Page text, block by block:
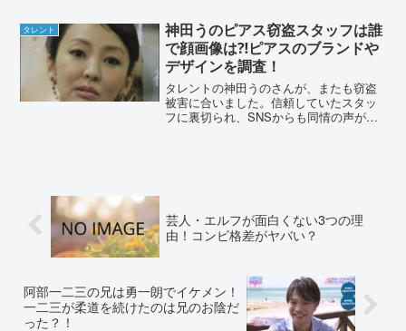
は？とまで言われていました。板野友美
さんの料理の腕を調査し...
タレント
神田うのピアス窃盗スタッフは誰
で顔画像は⁈ピアスのブランドや
デザインを調査！
タレントの神田うのさんが、またも窃盗
被害に合いました。信頼していたスタッ
フに裏切られ、SNSからも同情の声があ
芸人・エルフが面白くない3つの理
由！コンビ格差がヤバい？
阿部一二三の兄は勇一朗でイケメン！
一二三が柔道を続けたのは兄のお陰だ
った？！